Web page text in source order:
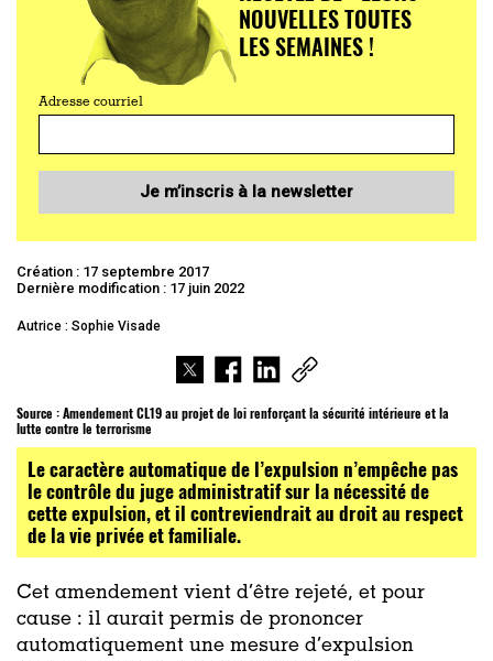
NOUVELLES TOUTES
LES SEMAINES !
Adresse courriel
Je m’inscris à la newsletter
Création : 17 septembre 2017
Dernière modification : 17 juin 2022
Autrice : Sophie Visade
Source : Amendement CL19 au projet de loi renforçant la sécurité intérieure et la
lutte contre le terrorisme
Le caractère automatique de l’expulsion n’empêche pas
le contrôle du juge administratif sur la nécessité de
cette expulsion, et il contreviendrait au droit au respect
de la vie privée et familiale.
Cet amendement vient d’être rejeté, et pour
cause : il aurait permis de prononcer
automatiquement une mesure d’expulsion